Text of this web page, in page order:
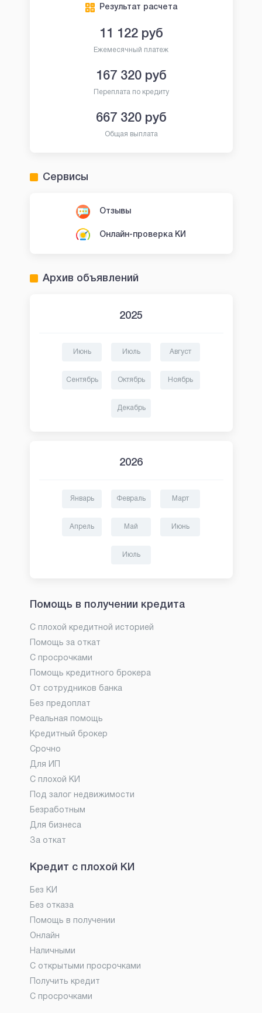
Результат расчета
11 122руб
Ежемесячный платеж
167 320руб
Переплата по кредиту
667 320руб
Общая выплата
Сервисы
Отзывы
Онлайн-проверка КИ
Архив объявлений
2025
Июнь Июль Август
Сентябрь Октябрь Ноябрь
Декабрь
2026
Январь Февраль Март
Апрель Май Июнь
Июль
Помощь в получении кредита
С плохой кредитной историей
Помощь за откат
С просрочками
Помощь кредитного брокера
От сотрудников банка
Без предоплат
Реальная помощь
Кредитный брокер
Срочно
Для ИП
С плохой КИ
Под залог недвижимости
Безработным
Для бизнеса
За откат
Кредит с плохой КИ
Без КИ
Без отказа
Помощь в получении
Онлайн
Наличными
С открытыми просрочками
Получить кредит
С просрочками